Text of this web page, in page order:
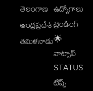
తెలంగాణ
ఆంధ్రప్రదేశ్
తమిళనాడు
ఉద్యోగాలు
ట్రెండింగ్
🌟
వాట్సాప్
STATUS
టిప్స్